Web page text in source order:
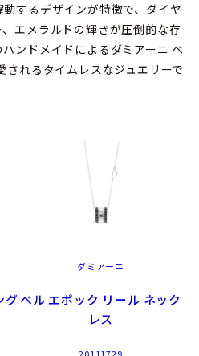
するデザインが特徴で、ダイヤ
エメラルドの輝きが圧倒的な存
ンドメイドによるダミアーニ ベ
されるタイムレスなジュエリーで
グ
ダミアーニ
ベル エポック リール ネック
レス